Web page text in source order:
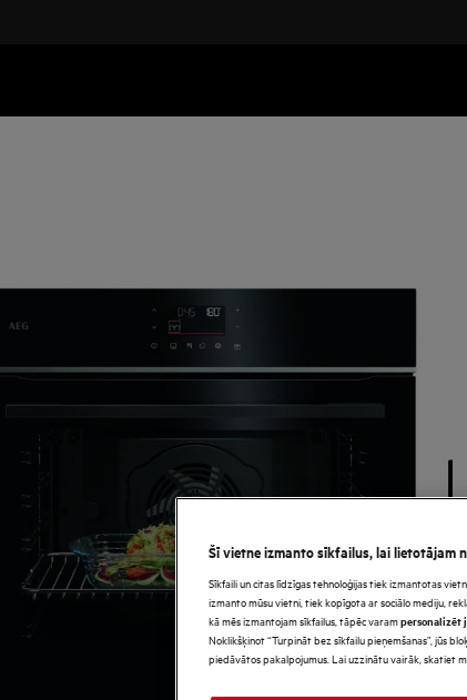
Šī vietne izmanto sīkfailus, lai lietotājam
Sīkfaili un citas līdzīgas tehnoloģijas tiek izmantotas
izmanto mūsu vietni, tiek kopīgota ar sociālo mediju,
kā mēs izmantojam sīkfailus, tāpēc varampersonalizēt
Noklikšķinot “Turpināt bez sīkfailu pieņemšanas”, jūs
piedāvātos pakalpojumus. Lai uzzinātu vairāk, skatiet